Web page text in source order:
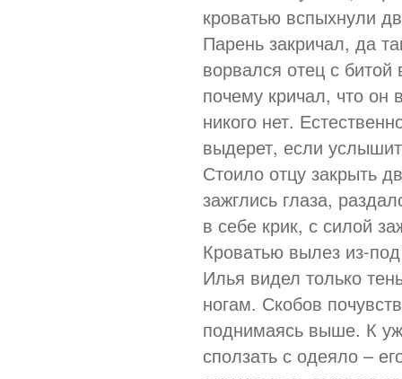
кроватью вспыхнули
Парень закричал, да
ворвался отец с
почему кричал, что он
никого нет.
выдерет, если
Стоило отцу закрыть
зажглись глаза,
в себе крик, с силой
Кроватью вылез из-
Илья видел только
ногам. Скобов
поднимаясь выше. К
сползать с одеяло –